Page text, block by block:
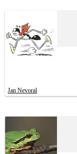
Jan Nevoral